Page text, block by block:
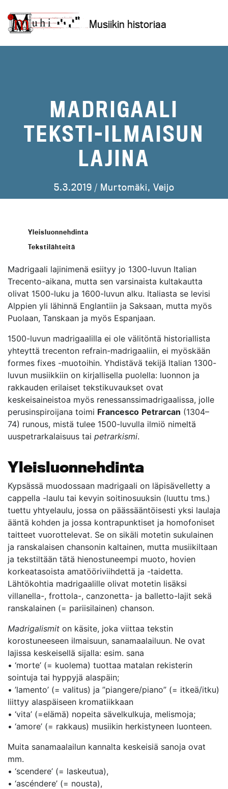
sisältöön
Musiikin historiaa
MADRIGAALI
TEKSTI-ILMAISUN
LAJINA
5.3.2019 / Murtomäki, Veijo
Yleisluonnehdinta
Tekstilähteitä
Madrigaali lajinimenä esiityy jo 1300-luvun Italian
Trecento-aikana, mutta sen varsinaista kultakautta
olivat 1500-luku ja 1600-luvun alku. Italiasta se levisi
Alppien yli lähinnä Englantiin ja Saksaan, mutta myös
Puolaan, Tanskaan ja myös Espanjaan.
1500-luvun madrigaalilla ei ole välitöntä historiallista
yhteyttä trecenton refrain-madrigaaliin, ei myöskään
formes fixes -muotoihin. Yhdistävä tekijä Italian 1300-
luvun musiikkiin on kirjallisella puolella: luonnon ja
rakkauden erilaiset tekstikuvaukset ovat
keskeisaineistoa myös renessanssimadrigaalissa, jolle
perusinspiroijana toimi Francesco Petrarcan (1304–
74) runous, mistä tulee 1500-luvulla ilmiö nimeltä
uuspetrarkalaisuus tai petrarkismi.
Yleisluonnehdinta
Kypsässä muodossaan madrigaali on läpisävelletty a
cappella -laulu tai kevyin soitinosuuksin (luuttu tms.)
tuettu yhtyelaulu, jossa on päässääntöisesti yksi laulaja
ääntä kohden ja jossa kontrapunktiset ja homofoniset
taitteet vuorottelevat. Se on sikäli motetin sukulainen
ja ranskalaisen chansonin kaltainen, mutta musiikiltaan
ja tekstiltään tätä hienostuneempi muoto, hovien
korkeatasoista amatööriviihdettä ja -taidetta.
Lähtökohtia madrigaalille olivat motetin lisäksi
villanella-, frottola-, canzonetta- ja balletto-lajit sekä
ranskalainen (= pariisilainen) chanson.
Madrigalismit on käsite, joka viittaa tekstin
korostuneeseen ilmaisuun, sanamaalailuun. Ne ovat
lajissa keskeisellä sijalla: esim. sana
• ‘morte’ (= kuolema) tuottaa matalan rekisterin
sointuja tai hyppyjä alaspäin;
• ’lamento’ (= valitus) ja ”piangere/piano” (= itkeä/itku)
liittyy alaspäiseen kromatiikkaan
• ‘vita’ (=elämä) nopeita sävelkulkuja, melismoja;
• ‘amore’ (= rakkaus) musiikin herkistyneen luonteen.
Muita sanamaalailun kannalta keskeisiä sanoja ovat
mm.
• ‘scendere’ (= laskeutua),
• ‘ascéndere’ (= nousta),